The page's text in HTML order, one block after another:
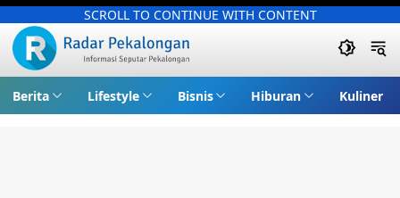
SCROLL TO CONTINUE WITH CONTENT
Berita Lifestyle Bisnis Hiburan Kuliner